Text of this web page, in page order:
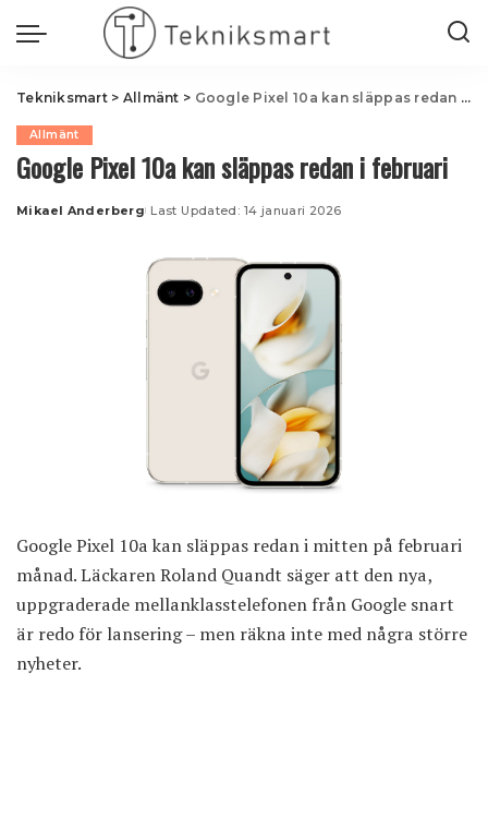
Tekniksmart> Allmänt > Google Pixel 10a kan släppas redan i februari
Allmänt
Google Pixel 10a kan släppas redan i februari
Posted
Mikael Anderberg Last Updated: 14 januari 2026
Google Pixel 10a kan släppas redan i mitten på februari
månad. Läckaren Roland Quandt säger att den nya,
uppgraderade mellanklasstelefonen från Google snart
är redo för lansering – men räkna inte med några större
nyheter.